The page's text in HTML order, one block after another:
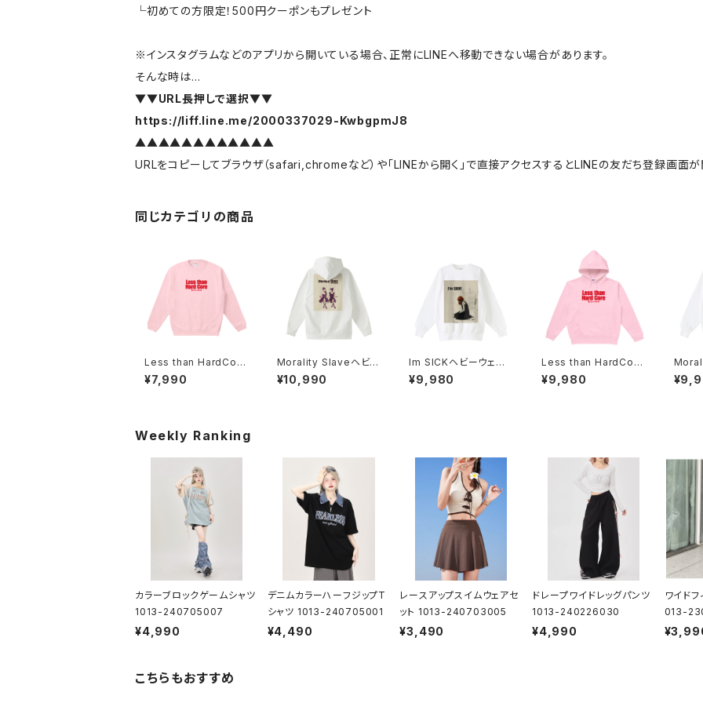
└初めての方限定！500円クーポンもプレゼント
※インスタグラムなどのアプリから開いている場合、正常にLINEへ移動できない場合があります。
そんな時は…
▼▼URL長押しで選択▼▼
https://liff.line.me/2000337029-KwbgpmJ8
▲▲▲▲▲▲▲▲▲▲▲▲
URLをコピーしてブラウザ（safari,chromeなど）や「LINEから開く」で直接アクセスするとLINEの友だち登録画面が
同じカテゴリの商品
Less than HardCore
スウェットシャツ 1014-
230221266
¥7,990
Morality Slaveヘビー
ウェイトパーカー 1014
-230221231
¥10,990
Im SICKヘビーウェイト
スウェットシャツ 1014-
230221233
¥9,980
Less than HardCore
プルオーバーパーカー 1
014-230221267
¥9,980
ウェイ
Weekly Ranking
カラーブロックゲームシャツ
1013-240705007
¥4,990
デニムカラーハーフジップT
シャツ 1013-240705001
¥4,490
レースアップスイムウェアセ
ット 1013-240703005
¥3,490
ドレープワイドレッグパンツ
1013-240226030
¥4,990
ワイド
013-
こちらもおすすめ